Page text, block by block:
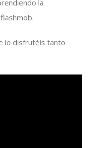
la
lo disfrutéis tanto